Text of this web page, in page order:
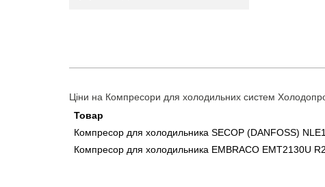
113 (1)
115 (2)
Ціни на Компресори для холодильних систем
Товар
Компресор для холодильника SECOP (DANFOSS)
Компресор для холодильника EMBRACO EMT2130U